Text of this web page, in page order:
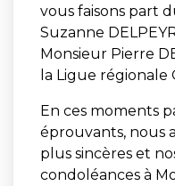
vous faisons part
Suzanne
Monsieur Pierre
la Ligue régionale
En ces moments
éprouvants, nous
plus sincères et
condoléances à